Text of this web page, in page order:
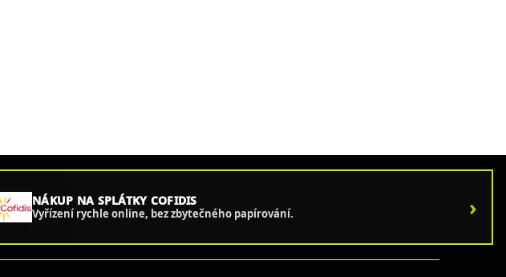
NÁKUP NA SPLÁTKY COFIDIS
Vyřízení rychle online, bez zbytečného papírování. ›